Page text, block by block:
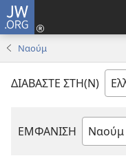
JW.ORG
Ναούμ
ΔΙΑΒΑΣΤΕ ΣΤΗ(Ν)
ΕΜΦΑΝΙΣΗ
Βιβλίο